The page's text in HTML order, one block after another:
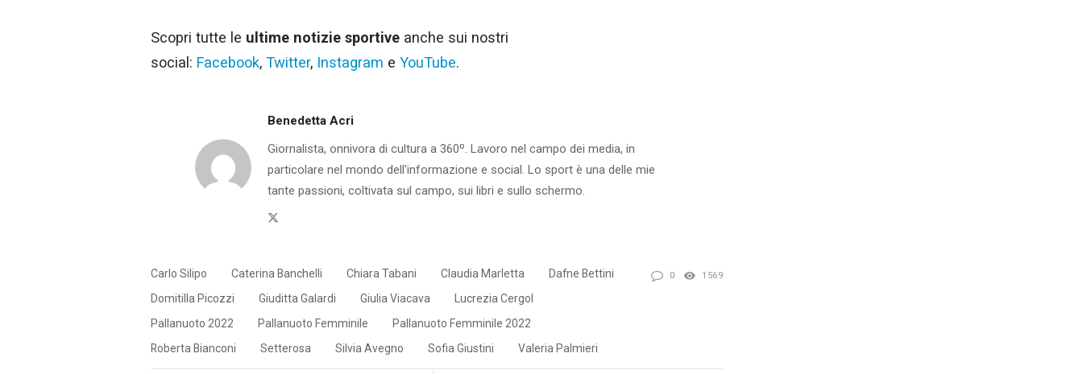
Scopri tutte le ultime notizie sportive anche sui nostri
social: Facebook, Twitter, Instagram e YouTube.
Benedetta Acri
Giornalista, onnivora di cultura a 360º. Lavoro nel campo dei media, in
particolare nel mondo dell'informazione e social. Lo sport è una delle mie
tante passioni, coltivata sul campo, sui libri e sullo schermo.
Carlo Silipo Caterina Banchelli Chiara Tabani Claudia Marletta
Dafne Bettini
Domitilla Picozzi
Giuditta Galardi Giulia Viacava
Lucrezia Cergol
Pallanuoto 2022
Pallanuoto Femminile
Pallanuoto Femminile 2022
Roberta Bianconi
Setterosa Silvia Avegno Sofia Giustini Valeria Palmieri
0 1569